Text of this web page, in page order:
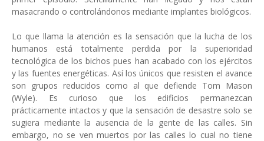
masacrando o controlándonos mediante implantes biológicos.
Lo que llama la atención es la sensación que la lucha de los
humanos está totalmente perdida por la superioridad
tecnológica de los bichos pues han acabado con los ejércitos
y las fuentes energéticas. Así los únicos que resisten el avance
son grupos reducidos como al que defiende Tom Mason
(Wyle). Es curioso que los edificios permanezcan
prácticamente intactos y que la sensación de desastre solo se
sugiera mediante la ausencia de la gente de las calles. Sin
embargo, no se ven muertos por las calles lo cual no tiene